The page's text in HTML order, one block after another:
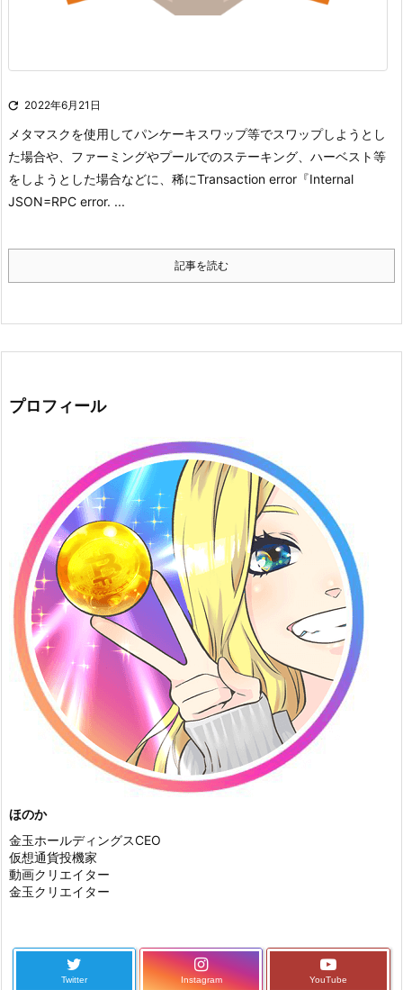
 2022年6月21日
メタマスクを使用してパンケーキスワップ等でスワップしようとし
た場合や、ファーミングやプールでのステーキング、ハーベスト等
をしようとした場合などに、稀にTransaction error『Internal
JSON=RPC error. ...
記事を読む
プロフィール
ほのか
金玉ホールディングスCEO
仮想通貨投機家
動画クリエイター
金玉クリエイター
Twitter Instagram YouTube